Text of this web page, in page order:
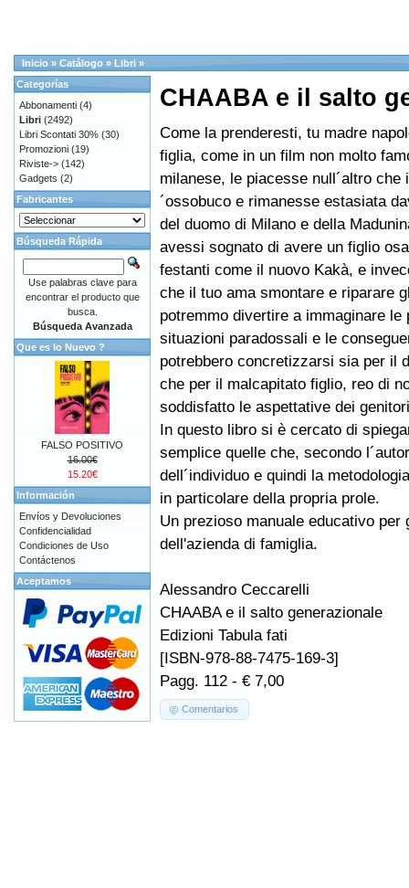
Inicio » Catálogo » Libri »
CHAABA e il salto
Come la prenderesti, tu madre
figlia, come in un film non molto
milanese, le piacesse null´altro che
´ossobuco e rimanesse estasiata
del duomo di Milano e della
avessi sognato di avere un figlio
festanti come il nuovo Kakà, e
che il tuo ama smontare e riparare
potremmo divertire a immaginare le
situazioni paradossali e le
potrebbero concretizzarsi sia per il
che per il malcapitato figlio, reo di
soddisfatto le aspettative dei
In questo libro si è cercato di
semplice quelle che, secondo
dell´individuo e quindi la
in particolare della propria prole.
Un prezioso manuale educativo
dell'azienda di famiglia.
Alessandro Ceccarelli
CHAABA e il salto generazionale
Edizioni Tabula fati
[ISBN-978-88-7475-169-3]
Pagg. 112 - € 7,00
Comentarios
Categorías
Abbonamenti (4)
Libri (2492)
Libri Scontati 30% (30)
Promozioni (19)
Riviste-> (142)
Gadgets (2)
Fabricantes
Búsqueda Rápida
Use palabras clave para
encontrar el producto que
busca.
Búsqueda Avanzada
Que es lo Nuevo ?
FALSO POSITIVO
16.00€
15.20€
Información
Envíos y Devoluciones
Confidencialidad
Condiciones de Uso
Contáctenos
Aceptamos